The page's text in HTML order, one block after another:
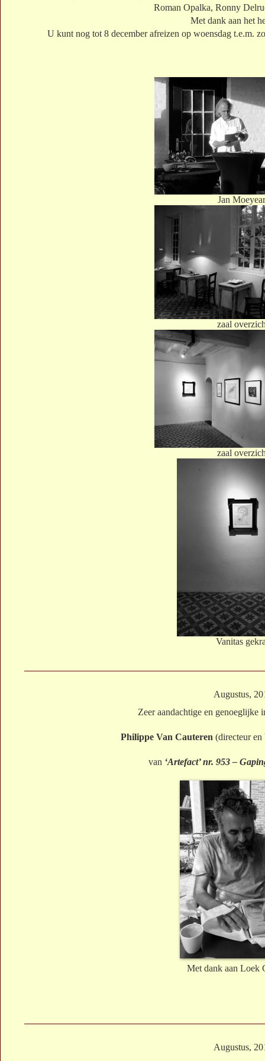
Roman Opalka, Ronny
Met dank aan het
U kunt nog tot 8 december afreizen op woensdag t.e.m.
Jan
zaal
zaal
Vanitas
Augustus,
Zeer aandachtige en genoeglijke
Philippe Van Cauteren (directeur
van ‘Artefact’ nr. 953 –
Met dank aan Loek
Augustus,